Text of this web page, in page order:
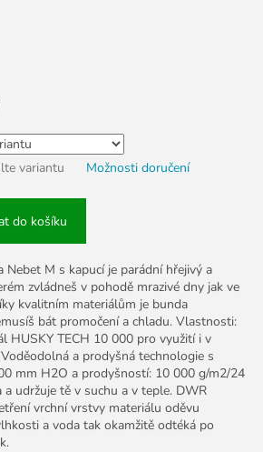
variantu Možnosti doručení
do košíku
Nebet M s kapucí je parádní hřejivý a
zvládneš v pohodě mrazivé dny jak ve
kvalitním materiálům je bunda
bát promočení a chladu. Vlastnosti:
HUSKY TECH 10 000 pro využití i v
a prodyšná technologie s
mm H2O a prodyšností: 10 000 g/m2/24
udržuje tě v suchu a v teple. DWR
vrchní vrstvy materiálu oděvu
a voda tak okamžitě odtéká po